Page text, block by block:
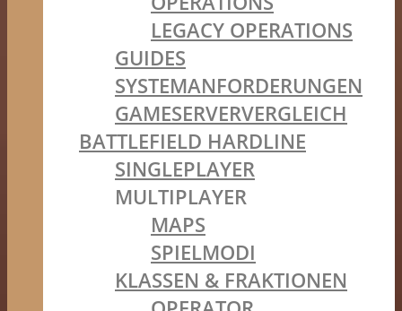
LEGACY OPERATIONS
GUIDES
SYSTEMANFORDERUNGEN
GAMESERVERVERGLEICH
BATTLEFIELD HARDLINE
SINGLEPLAYER
MULTIPLAYER
MAPS
SPIELMODI
KLASSEN & FRAKTIONEN